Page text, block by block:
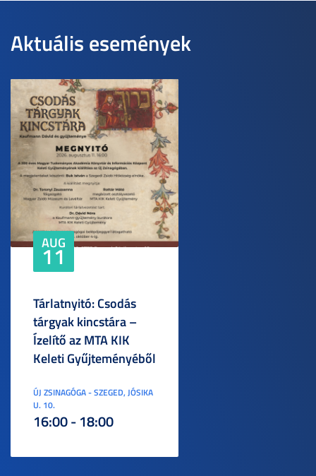
Aktuális események
AUG
11
Tárlatnyitó: Csodás
tárgyak kincstára –
Ízelítő az MTA KIK
Keleti Gyűjteményéből
ÚJ ZSINAGÓGA - SZEGED, JÓSIKA
U. 10.
16:00 - 18:00